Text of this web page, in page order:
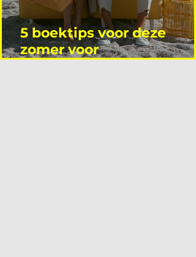
5 boektips voor deze
zomer voor